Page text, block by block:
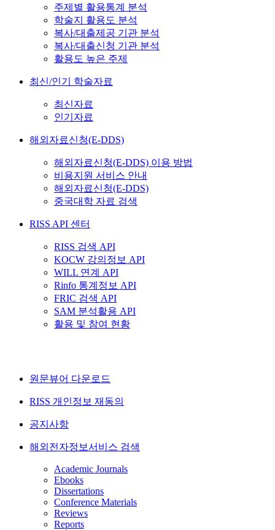
주제별 활용통계 분석
학술지 활용도 분석
복사/대출제공 기관 분석
복사/대출신청 기관 분석
활용도 높은 주제
최신/인기 학술자료
최신자료
인기자료
해외자료신청(E-DDS)
해외자료신청(E-DDS) 이용 방법
비용지원 서비스 안내
해외자료신청(E-DDS)
중국대학 자료 검색
RISS API 센터
RISS 검색 API
KOCW 강의정보 API
WILL 연계 API
Rinfo 통계정보 API
FRIC 검색 API
SAM 분석활용 API
활용 및 참여 현황
원문뷰어 다운로드
RISS 개인정보 재동의
공지사항
해외전자정보서비스 검색
Academic Journals
Ebooks
Dissertations
Conference Materials
Reviews
Reports